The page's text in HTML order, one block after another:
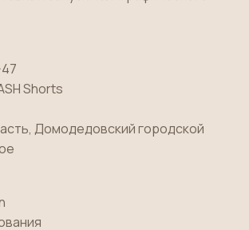
Shorts
Домодедовский городской